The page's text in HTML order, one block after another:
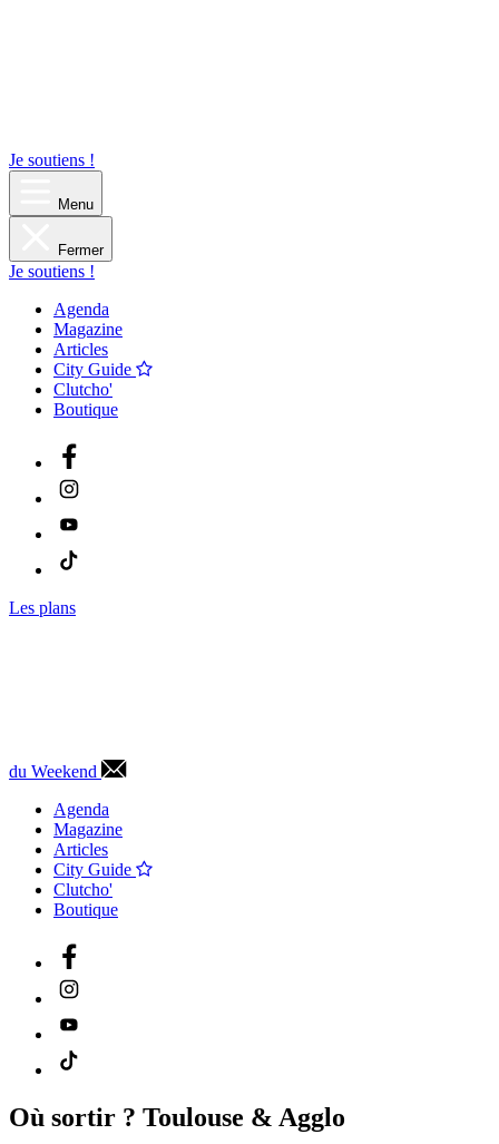
Je soutiens !
Menu
Fermer
Je soutiens !
Agenda
Magazine
Articles
City Guide
Clutcho'
Boutique
Les plans
du Weekend
Agenda
Magazine
Articles
City Guide
Clutcho'
Boutique
Où sortir ? Toulouse & Agglo